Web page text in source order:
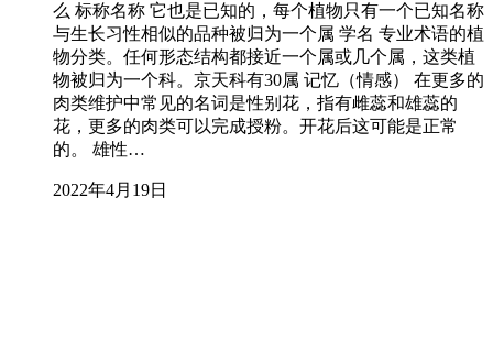
么 标称名称 它也是已知的，每个植物只有一个已知名称
与生长习性相似的品种被归为一个属 学名 专业术语的植
物分类。任何形态结构都接近一个属或几个属，这类植
物被归为一个科。京天科有30属 记忆（情感） 在更多的
肉类维护中常见的名词是性别花，指有雌蕊和雄蕊的
花，更多的肉类可以完成授粉。开花后这可能是正常
的。 雄性…
2022年4月19日